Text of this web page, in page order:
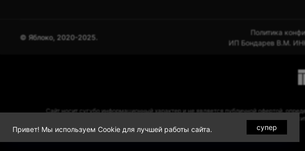
© Яблоко, 2020-2025.
Политика
ИП Бондарев В.М.
Сайт носит сугубо информационный характер и не является публичной офертой,
товарными знаками компании Apple Inc. в США и других странах. Instagram
Привет! Мы используем Cookie для лучшей работы сайта. супер